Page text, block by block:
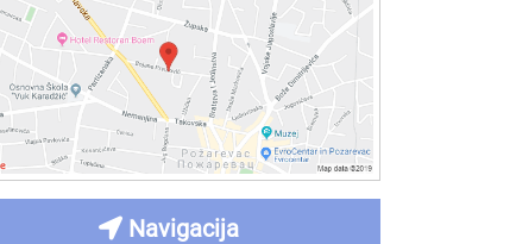
Navigacija